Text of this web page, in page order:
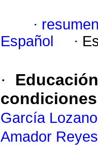
·
Español
·
·
García
Amador